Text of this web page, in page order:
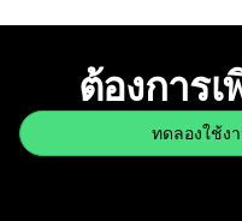
ต้องการ
ทดลองใช้ง